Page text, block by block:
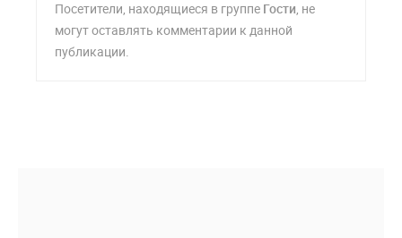
Посетители, находящиеся в группе Гости, не
могут оставлять комментарии к данной
публикации.